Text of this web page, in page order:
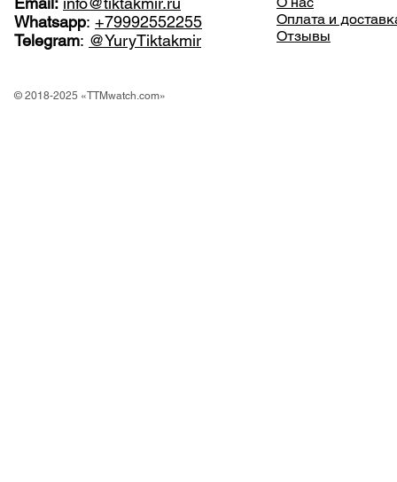
Whatsapp: +79992552255
Telegram: @YuryTiktakmir
Оплата и
Отзывы
© 2018-2025 «TTMwatch.com»